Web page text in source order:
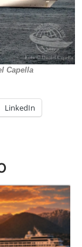
Capella
LinkedIn